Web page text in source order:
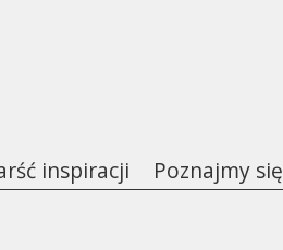
inspiracji Poznajmy się